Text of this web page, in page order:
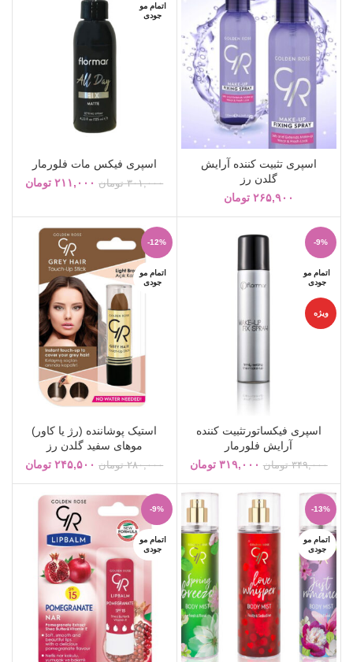
اسپری تثبیت کننده آرایش
گلدن رز
۲۶۵,۹۰۰ تومان
اتمام مو
جودی
اسپری فیکس مات فلورمار
۳۰۱,۰۰۰ تومان ۲۱۱,۰۰۰ تومان
-9%
اتمام مو
جودی
ویژه
اسپری فیکساتورتثبیت کننده
آرایش فلورمار
۳۴۹,۰۰۰ تومان ۳۱۹,۰۰۰ تومان
-12%
اتمام مو
جودی
استیک پوشاننده (رژ یا کاور)
موهای سفید گلدن رز
۲۸۰,۰۰۰ تومان ۲۴۵,۵۰۰ تومان
-13%
اتمام مو
جودی
-9%
اتمام مو
جودی